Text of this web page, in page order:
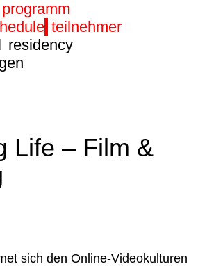
programm
teilnehmer
residency
Life – Film &
sich den Online-Videokulturen